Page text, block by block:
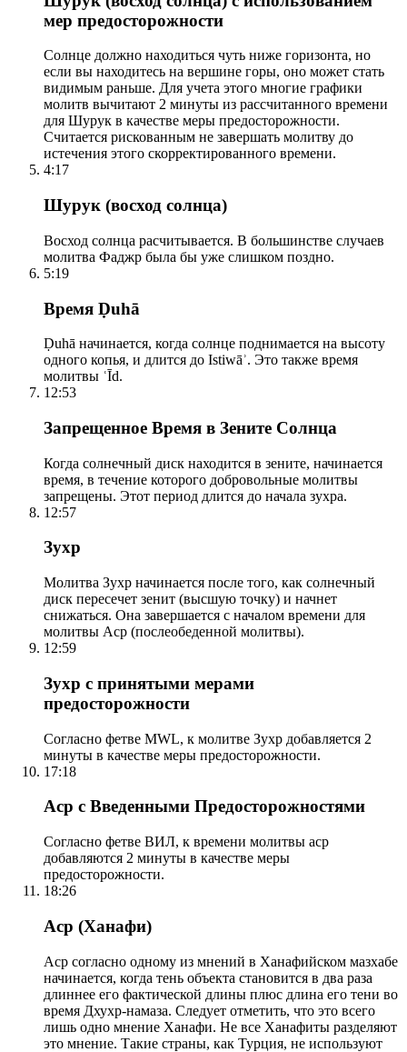
мер предосторожности
Солнце должно находиться чуть ниже горизонта, но
если вы находитесь на вершине горы, оно может стать
видимым раньше. Для учета этого многие графики
молитв вычитают 2 минуты из рассчитанного времени
для Шурук в качестве меры предосторожности.
Считается рискованным не завершать молитву до
истечения этого скорректированного времени.
4:17
Шурук (восход солнца)
Восход солнца расчитывается. В большинстве случаев
молитва Фаджр была бы уже слишком поздно.
5:19
Время Ḍuhā
Ḍuhā начинается, когда солнце поднимается на высоту
одного копья, и длится до Istiwāʾ. Это также время
молитвы ʿĪd.
12:53
Запрещенное Время в Зените Солнца
Когда солнечный диск находится в зените, начинается
время, в течение которого добровольные молитвы
запрещены. Этот период длится до начала зухра.
12:57
Зухр
Молитва Зухр начинается после того, как солнечный
диск пересечет зенит (высшую точку) и начнет
снижаться. Она завершается с началом времени для
молитвы Аср (послеобеденной молитвы).
12:59
Зухр с принятыми мерами
предосторожности
Согласно фетве MWL, к молитве Зухр добавляется 2
минуты в качестве меры предосторожности.
17:18
Аср с Введенными Предосторожностями
Согласно фетве ВИЛ, к времени молитвы аср
добавляются 2 минуты в качестве меры
предосторожности.
18:26
Аср (Ханафи)
Аср согласно одному из мнений в Ханафийском мазхабе
начинается, когда тень объекта становится в два раза
длиннее его фактической длины плюс длина его тени во
время Дхухр-намаза. Следует отметить, что это всего
лишь одно мнение Ханафи. Не все Ханафиты разделяют
это мнение. Такие страны, как Турция, не используют